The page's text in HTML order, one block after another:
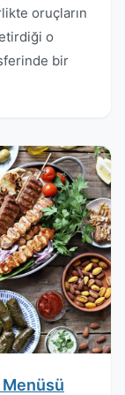
oruçların
o
bir
Menüsü